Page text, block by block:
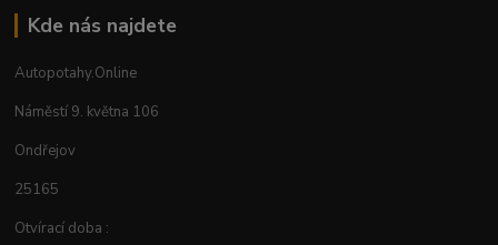
Kde nás najdete
Autopotahy.Online
Náměstí 9. května 106
Ondřejov
25165
Otvírací doba :